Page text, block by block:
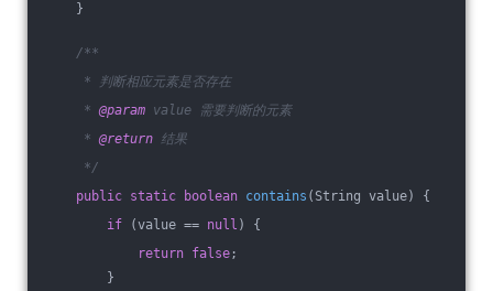
}
/**
* 判断相应元素是否存在
* @param value 需要判断的元素
* @return 结果
*/
public static boolean contains (String value)
{
if (value == null ) {
return false;
}